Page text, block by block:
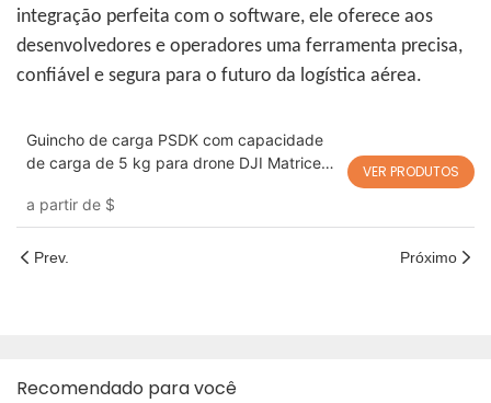
integração perfeita com o software, ele oferece aos
desenvolvedores e operadores uma ferramenta precisa,
confiável e segura para o futuro da logística aérea.
Guincho de carga PSDK com capacidade
de carga de 5 kg para drone DJI Matrice
a partir de $
VER PRODUTOS
Prev. Próximo
Recomendado para você